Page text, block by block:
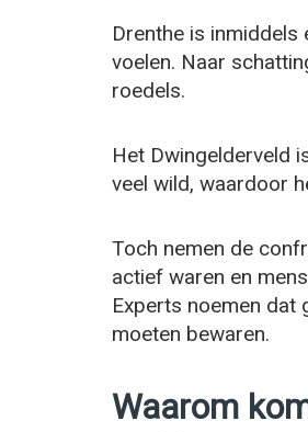
Drenthe is
voelen. Naar
roedels.
Het Dwingelderveld
veel wild, waardoor
Toch nemen de
actief waren en
Experts noemen dat
moeten bewaren.
Waarom